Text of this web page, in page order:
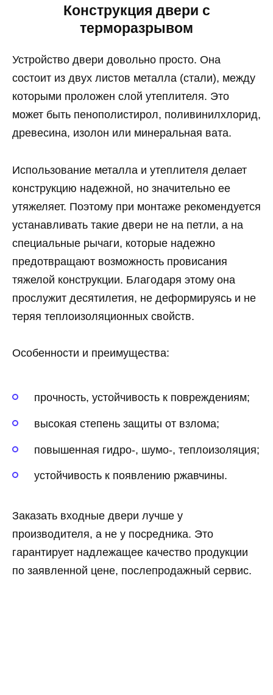
Конструкция двери с
терморазрывом
Устройство двери довольно просто. Она
состоит из двух листов металла (стали), между
которыми проложен слой утеплителя. Это
может быть пенополистирол, поливинилхлорид,
древесина, изолон или минеральная вата.
Использование металла и утеплителя делает
конструкцию надежной, но значительно ее
утяжеляет. Поэтому при монтаже рекомендуется
устанавливать такие двери не на петли, а на
специальные рычаги, которые надежно
предотвращают возможность провисания
тяжелой конструкции. Благодаря этому она
прослужит десятилетия, не деформируясь и не
теряя теплоизоляционных свойств.
Особенности и преимущества:
прочность, устойчивость к повреждениям;
высокая степень защиты от взлома;
повышенная гидро-, шумо-, теплоизоляция;
устойчивость к появлению ржавчины.
Заказать входные двери лучше у
производителя, а не у посредника. Это
гарантирует надлежащее качество продукции
по заявленной цене, послепродажный сервис.